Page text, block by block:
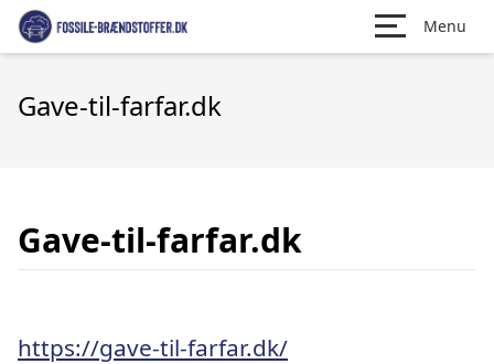
Menu
Gave-til-farfar.dk
Gave-til-farfar.dk
https://gave-til-farfar.dk/